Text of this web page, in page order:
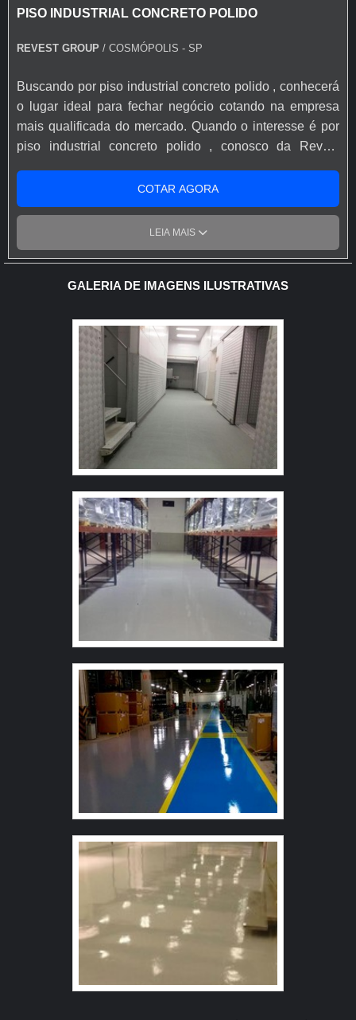
PISO INDUSTRIAL CONCRETO POLIDO
REVEST GROUP / COSMÓPOLIS - SP
Buscando por piso industrial concreto polido , conhecerá
o lugar ideal para fechar negócio cotando na empresa
mais qualificada do mercado. Quando o interesse é por
piso industrial concreto polido , conosco da Revest
resultados dos clientes. UM POUCO MAIS SOBRE O
PISO INDUSTRIAL CONCRETO POLIDO Há muitas
maneiras eficientes de demonstrar competência e
excelência em sua área de atuação. A Revest Group
canaliza seus recursos em oferecer uma estrutura com:
Tecnologia de ponta; Escritório de alta qualidade onde
atender todas as demandas. Tudo isso para garantir que
se tenha piso industrial concreto polido com precisão.
Ainda com uma visão analítica sobre piso industrial
concreto polido , é importante buscar uma empresa que
tenha produtos e serviços com ótima qualidade e
proteção, pequenos detalhes, mas de grande valia para
saber a procedência e seriedade da empresa. Tudo isso
que já foi explorado é a razão pela qual a Revest Group
industriais. A empresa objetiva o que há de melhor para
fidelizar os clientes. O time é composto por trabalhadores
de alta qualidade que estão esperando seu contato para
tirar todas as suas dúvidas e melhor atender. A MELHOR
EMPRESA NO SEGMENTO Na Revest Group é possível
encontrar a solução para quem busca pisos industriais. A
empresa oferece opções como autonivelante uretano e
autonivelante cimentício com ótima qualidade e
eficiência. A empresa conta com um time de profissionais
qualificados para o serviço, além de investir em
equipamentos modernos, que se ajustam a sua
necessidade. A Revest Group é uma empresa que tem
despontado no mercado pela idoneidade em tudo que
faz, garantindo a melhor experiência para parceiros
novos e antigos. Aproveite a visita para acessar o site e
saber mais sobre a empresa, os serviços e os produtos.
Se preferir, entre em contato com um dos nossos
consultores e solicite um orçamento!
COTAR AGORA
LEIA MAIS
GALERIA DE IMAGENS ILUSTRATIVAS